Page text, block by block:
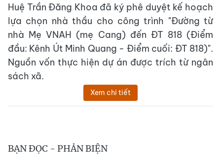
Huệ Trần Đăng Khoa đã ký phê duyệt kế hoạch
lựa chọn nhà thầu cho công trình "Đường từ
nhà Mẹ VNAH (mẹ Cang) đến ĐT 818 (Điểm
đầu: Kênh Út Minh Quang - Điểm cuối: ĐT 818)".
Nguồn vốn thực hiện dự án được trích từ ngân
sách xã.
Xem chi tiết
BẠN ĐỌC - PHẢN BIỆN